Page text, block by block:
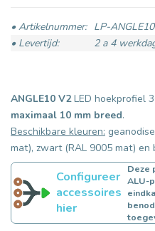
• Artikelnummer: LP-
• Levertijd:
2 a 4
ANGLE10 V2LED hoekprofiel
maximaal 10 mm breed.
Beschikbare kleuren:
mat), zwart (RAL 9005 mat)
Configureer
accessoires
hier
Deze
ALU-